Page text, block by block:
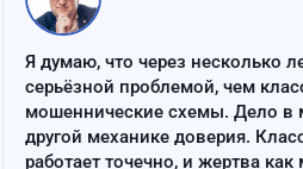
Я думаю, что через несколько
серьёзной проблемой, чем
мошеннические схемы. Дело в
другой механике доверия.
работает точечно, и жертва